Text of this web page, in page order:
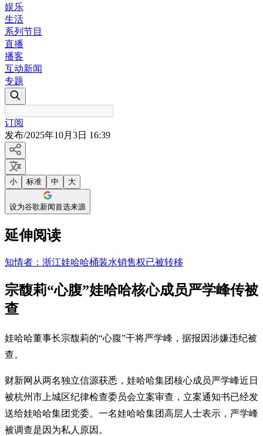
娱乐
生活
系列节目
直播
播客
互动新闻
专题
订阅
发布/2025年10月3日 16:39
小 标准 中 大
设为谷歌新闻首选来源
延伸阅读
知情者：浙江娃哈哈桶装水销售权已被转移
宗馥莉“心腹”娃哈哈核心成员严学峰传被
查
娃哈哈董事长宗馥莉的“心腹”干将严学峰，据报因涉嫌违纪被
查。
财新网从两名独立信源获悉，娃哈哈集团核心成员严学峰近日
被杭州市上城区纪律检查委员会立案审查，立案通知书已经发
送给娃哈哈集团党委。一名娃哈哈集团高层人士表示，严学峰
被调查是因为私人原因。